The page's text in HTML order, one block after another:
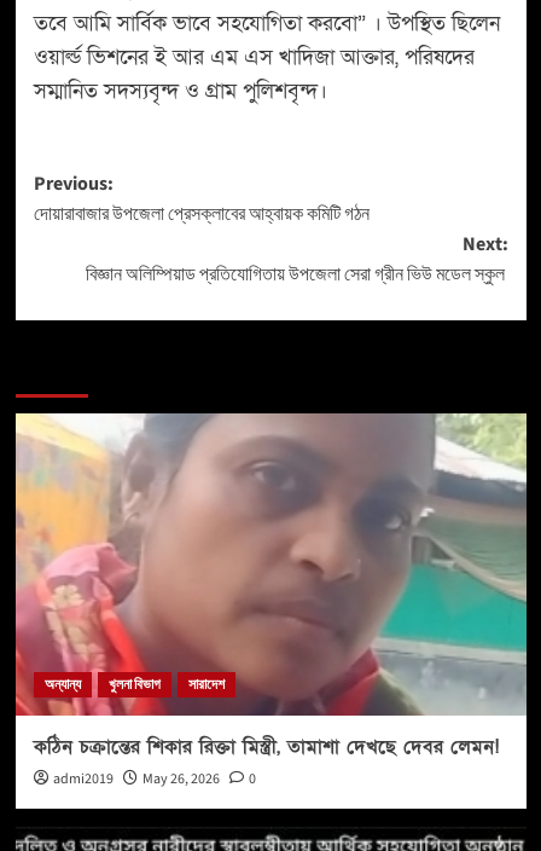
তবে আমি সার্বিক ভাবে সহযোগিতা করবো” । উপস্থিত ছিলেন
ওয়ার্ল্ড ভিশনের ই আর এম এস খাদিজা আক্তার, পরিষদের
সম্মানিত সদস্যবৃন্দ ও গ্রাম পুলিশবৃন্দ।
Previous:
দোয়ারাবাজার উপজেলা প্রেসক্লাবের আহ্বায়ক কমিটি গঠন
Next:
বিজ্ঞান অলিম্পিয়াড প্রতিযোগিতায় উপজেলা সেরা গ্রীন ভিউ মডেল স্কুল
অন্যান্য খুলনা বিভাগ সারাদেশ
কঠিন চক্রান্তের শিকার রিক্তা মিস্ত্রী, তামাশা দেখছে দেবর লেমন!
admi2019 May 26, 2026 0